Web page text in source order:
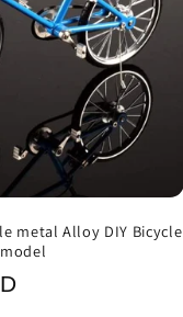
metal Alloy DIY Bicycle